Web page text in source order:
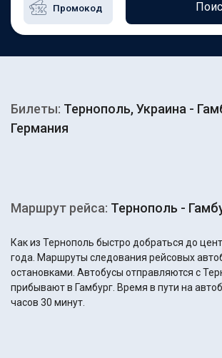
Билеты: Тернополь, Украина -
Германия
Маршрут рейса: Тернополь -
Как из Тернополь быстро добраться до
года. Маршруты следования рейсовых
остановками. Автобусы отправляются с
прибывают в Гамбург. Время в пути на
часов 30 минут.